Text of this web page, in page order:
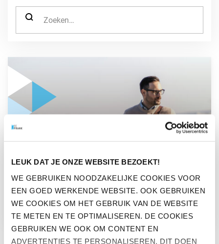
LEUK DAT JE ONZE WEBSITE BEZOEKT!
WE GEBRUIKEN NOODZAKELIJKE COOKIES VOOR
EEN GOED WERKENDE WEBSITE. OOK GEBRUIKEN
WE COOKIES OM HET GEBRUIK VAN DE WEBSITE
TE METEN EN TE OPTIMALISEREN. DE COOKIES
GEBRUIKEN WE OOK OM CONTENT EN
ADVERTENTIES TE PERSONALISEREN. DIT DOEN
ZOEK NAAR:
MAAK HET VERSCHIL ALS
DUURZAME WERKGEVER